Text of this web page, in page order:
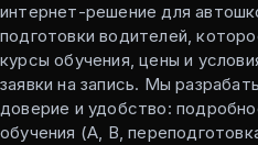
интернет-решение для
подготовки водителей,
курсы обучения, цены и
заявки на запись. Мы
доверие и удобство:
обучения (А, В,